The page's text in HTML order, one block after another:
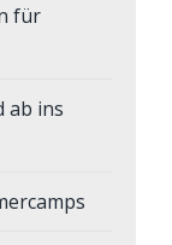
für
ab ins